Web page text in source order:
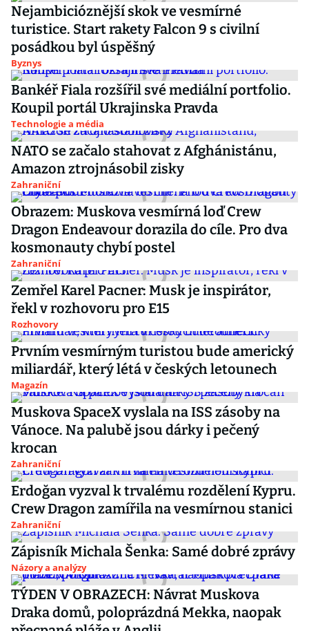
Nejambicióznější skok ve vesmírné
turistice. Start rakety Falcon 9 s civilní
posádkou byl úspěšný
Byznys
Bankéř Fiala rozšířil své mediální portfolio.
Koupil portál Ukrajinska Pravda
Technologie a média
NATO se začalo stahovat z Afghánistánu,
Amazon ztrojnásobil zisky
Zahraniční
Obrazem: Muskova vesmírná loď Crew
Dragon Endeavour dorazila do cíle. Pro dva
kosmonauty chybí postel
Zahraniční
Zemřel Karel Pacner: Musk je inspirátor,
řekl v rozhovoru pro E15
Rozhovory
Prvním vesmírným turistou bude americký
miliardář, který létá v českých letounech
Magazín
Muskova SpaceX vyslala na ISS zásoby na
Vánoce. Na palubě jsou dárky i pečený
krocan
Zahraniční
Erdoğan vyzval k trvalému rozdělení Kypru.
Crew Dragon zamířila na vesmírnou stanici
Zahraniční
Zápisník Michala Šenka: Samé dobré zprávy
Názory a analýzy
TÝDEN V OBRAZECH: Návrat Muskova
Draka domů, poloprázdná Mekka, naopak